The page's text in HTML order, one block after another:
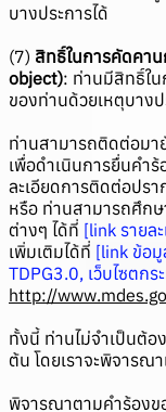
บางประการได้
(7) สิทธิ์ในการคัดคา
object): ท่านมีสิทธิ์ใ
ของท่านด้วยเหตุบางป
ท่านสามารถติดต่อมา
เพื่อดำเนินการยื่นคำ
ละเอียดการติดต่อปร
หรือ ท่านสามารถศึกษ
ต่างๆ ได้ที่ [link รายล
เพิ่มเติมได้ที่ [link ข้อ
TDPG3.0, เว็บไซตก
http://
ทั้งนี้ ท่านไม่จำเป็นต้อ
ต้น โดยเราจะพิจารณ
พิจารณาตามคำร้องข